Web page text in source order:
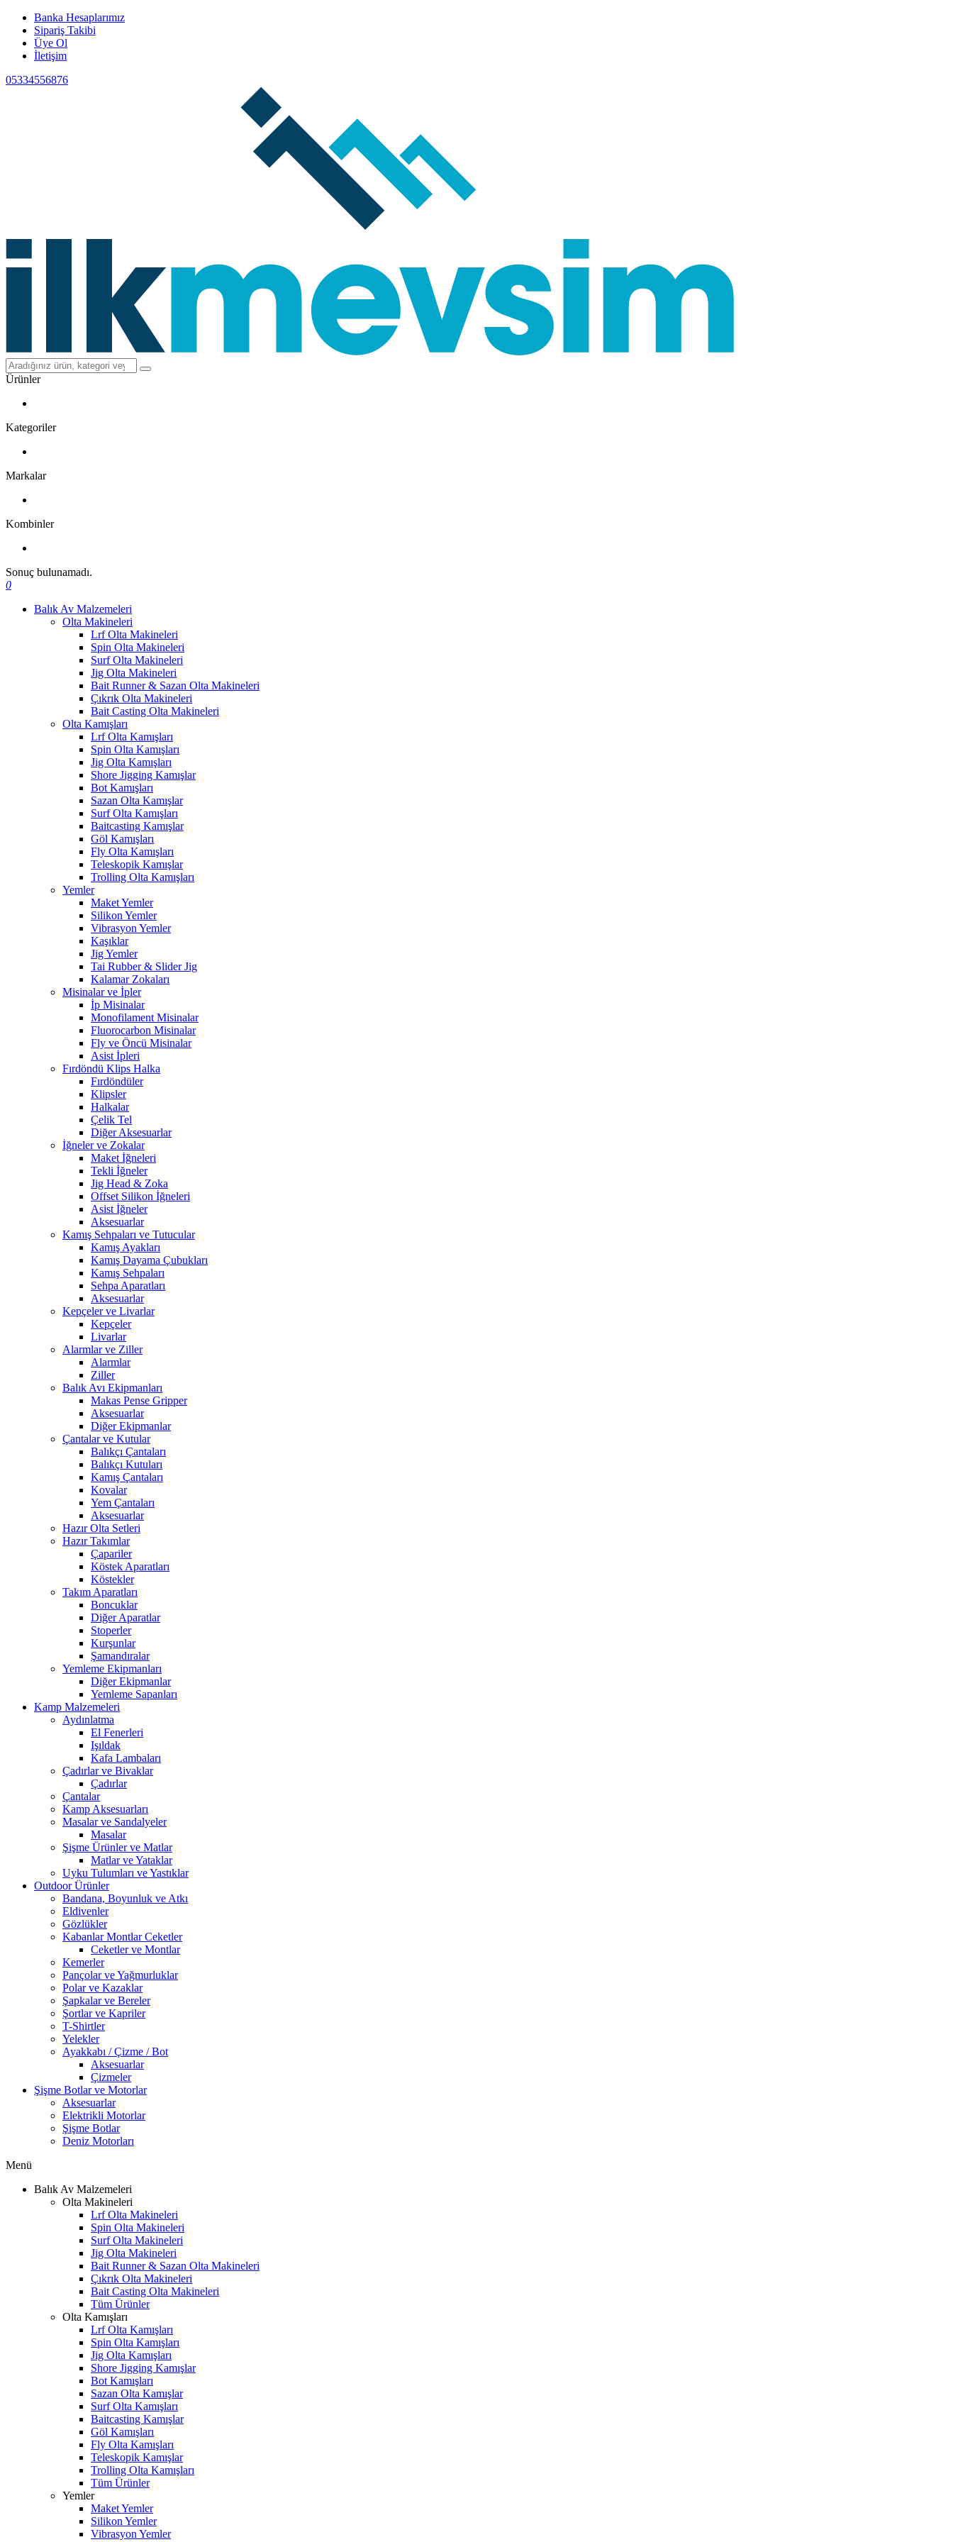
Banka Hesaplarımız
Sipariş Takibi
Üye Ol
İletişim
05334556876
Ürünler
Kategoriler
Markalar
Kombinler
Sonuç bulunamadı.
0
Balık Av Malzemeleri
Olta Makineleri
Lrf Olta Makineleri
Spin Olta Makineleri
Surf Olta Makineleri
Jig Olta Makineleri
Bait Runner & Sazan Olta Makineleri
Çıkrık Olta Makineleri
Bait Casting Olta Makineleri
Olta Kamışları
Lrf Olta Kamışları
Spin Olta Kamışları
Jig Olta Kamışları
Shore Jigging Kamışlar
Bot Kamışları
Sazan Olta Kamışlar
Surf Olta Kamışları
Baitcasting Kamışlar
Göl Kamışları
Fly Olta Kamışları
Teleskopik Kamışlar
Trolling Olta Kamışları
Yemler
Maket Yemler
Silikon Yemler
Vibrasyon Yemler
Kaşıklar
Jig Yemler
Tai Rubber & Slider Jig
Kalamar Zokaları
Misinalar ve İpler
İp Misinalar
Monofilament Misinalar
Fluorocarbon Misinalar
Fly ve Öncü Misinalar
Asist İpleri
Fırdöndü Klips Halka
Fırdöndüler
Klipsler
Halkalar
Çelik Tel
Diğer Aksesuarlar
İğneler ve Zokalar
Maket İğneleri
Tekli İğneler
Jig Head & Zoka
Offset Silikon İğneleri
Asist İğneler
Aksesuarlar
Kamış Sehpaları ve Tutucular
Kamış Ayakları
Kamış Dayama Çubukları
Kamış Sehpaları
Sehpa Aparatları
Aksesuarlar
Kepçeler ve Livarlar
Kepçeler
Livarlar
Alarmlar ve Ziller
Alarmlar
Ziller
Balık Avı Ekipmanları
Makas Pense Gripper
Aksesuarlar
Diğer Ekipmanlar
Çantalar ve Kutular
Balıkçı Çantaları
Balıkçı Kutuları
Kamış Çantaları
Kovalar
Yem Çantaları
Aksesuarlar
Hazır Olta Setleri
Hazır Takımlar
Çapariler
Köstek Aparatları
Köstekler
Takım Aparatları
Boncuklar
Diğer Aparatlar
Stoperler
Kurşunlar
Şamandıralar
Yemleme Ekipmanları
Diğer Ekipmanlar
Yemleme Sapanları
Kamp Malzemeleri
Aydınlatma
El Fenerleri
Işıldak
Kafa Lambaları
Çadırlar ve Bivaklar
Çadırlar
Çantalar
Kamp Aksesuarları
Masalar ve Sandalyeler
Masalar
Şişme Ürünler ve Matlar
Matlar ve Yataklar
Uyku Tulumları ve Yastıklar
Outdoor Ürünler
Bandana, Boyunluk ve Atkı
Eldivenler
Gözlükler
Kabanlar Montlar Ceketler
Ceketler ve Montlar
Kemerler
Pançolar ve Yağmurluklar
Polar ve Kazaklar
Şapkalar ve Bereler
Şortlar ve Kapriler
T-Shirtler
Yelekler
Ayakkabı / Çizme / Bot
Aksesuarlar
Çizmeler
Şişme Botlar ve Motorlar
Aksesuarlar
Elektrikli Motorlar
Şişme Botlar
Deniz Motorları
Menü
Balık Av Malzemeleri
Olta Makineleri
Lrf Olta Makineleri
Spin Olta Makineleri
Surf Olta Makineleri
Jig Olta Makineleri
Bait Runner & Sazan Olta Makineleri
Çıkrık Olta Makineleri
Bait Casting Olta Makineleri
Tüm Ürünler
Olta Kamışları
Lrf Olta Kamışları
Spin Olta Kamışları
Jig Olta Kamışları
Shore Jigging Kamışlar
Bot Kamışları
Sazan Olta Kamışlar
Surf Olta Kamışları
Baitcasting Kamışlar
Göl Kamışları
Fly Olta Kamışları
Teleskopik Kamışlar
Trolling Olta Kamışları
Tüm Ürünler
Yemler
Maket Yemler
Silikon Yemler
Vibrasyon Yemler